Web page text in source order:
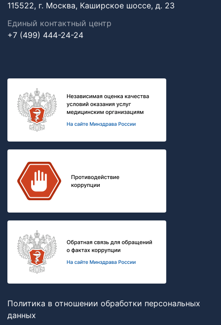
115522, г. Москва, Каширское шоссе, д. 23
Единый контактный центр
+7 (499) 444-24-24
Политика в отношении обработки персональных
данных